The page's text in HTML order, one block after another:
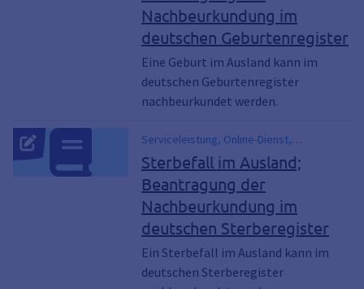
Ausland, Geburt im Ausland,
Nachbeurkundung Geburt
Nachbeurkundung im
deutschen Geburtenregister
Eine Geburt im Ausland kann im
deutschen Geburtenregister
nachbeurkundet werden.
Serviceleistung, Online-Dienst,
Beurkundung eines Sterbefalls im Ausland,
im Ausland verstorben, Nachbeurkundung
Sterbefall, Sterbefälle im Ausland
Sterbefall im Ausland;
Beantragung der
Nachbeurkundung im
deutschen Sterberegister
Ein Sterbefall im Ausland kann im
deutschen Sterberegister